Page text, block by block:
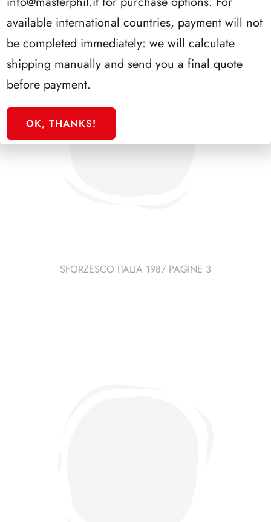
SFORZESCO ITALIA 1987 PAGINE 3
available international countries, payment will not
be completed immediately: we will calculate
shipping manually and send you a final quote
before payment.
OK, THANKS!